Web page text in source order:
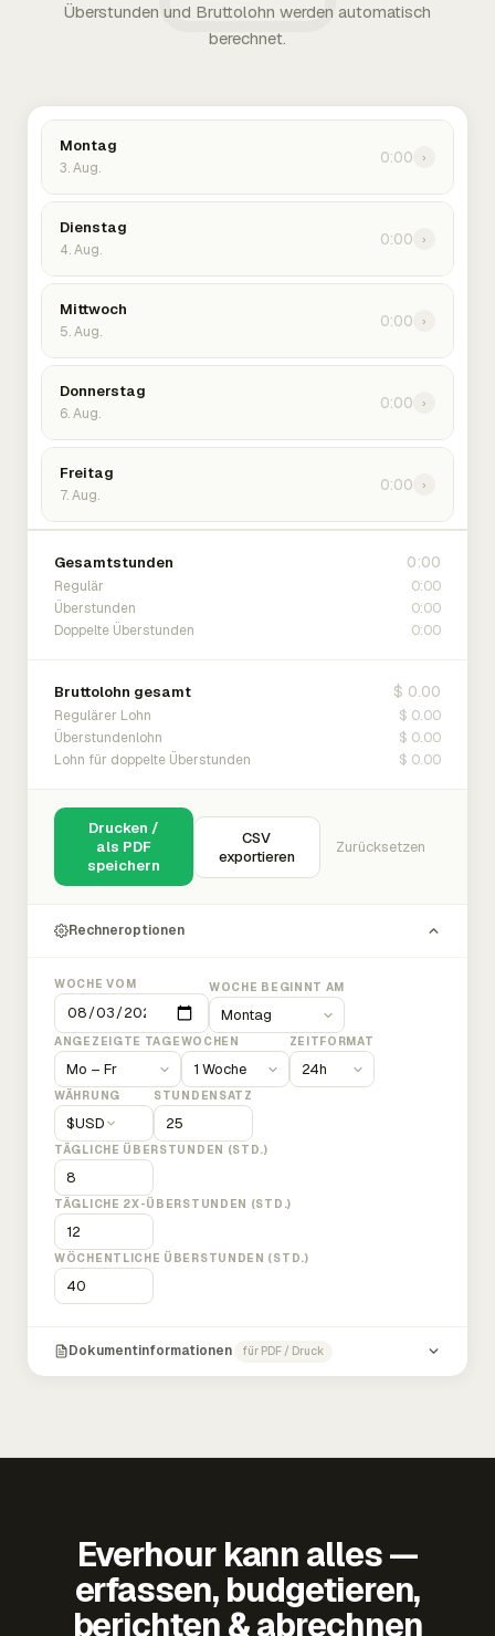
Überstunden und Bruttolohn werden automatisch
berechnet.
Montag
3. Aug.
0:00 ›
Dienstag
4. Aug.
0:00 ›
Mittwoch
5. Aug.
0:00 ›
Donnerstag
6. Aug.
0:00 ›
Freitag
7. Aug.
0:00 ›
Gesamtstunden 0:00
Regulär 0:00
Überstunden 0:00
Doppelte Überstunden 0:00
Bruttolohn gesamt $ 0.00
Regulärer Lohn $ 0.00
Überstundenlohn $ 0.00
Lohn für doppelte Überstunden $ 0.00
Drucken /
als PDF
speichern
CSV
exportieren
Zurücksetzen
Rechneroptionen
WOCHE VOM WOCHE BEGINNT AM
ANGEZEIGTE TAGEWOCHEN ZEITFORMAT
WÄHRUNG
$USD
STUNDENSATZ
TÄGLICHE ÜBERSTUNDEN (STD.)
TÄGLICHE 2X-ÜBERSTUNDEN (STD.)
WÖCHENTLICHE ÜBERSTUNDEN (STD.)
Dokumentinformationen für PDF / Druck
Everhour kann alles —
erfassen, budgetieren,
berichten & abrechnen